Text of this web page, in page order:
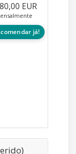
EUR
já!